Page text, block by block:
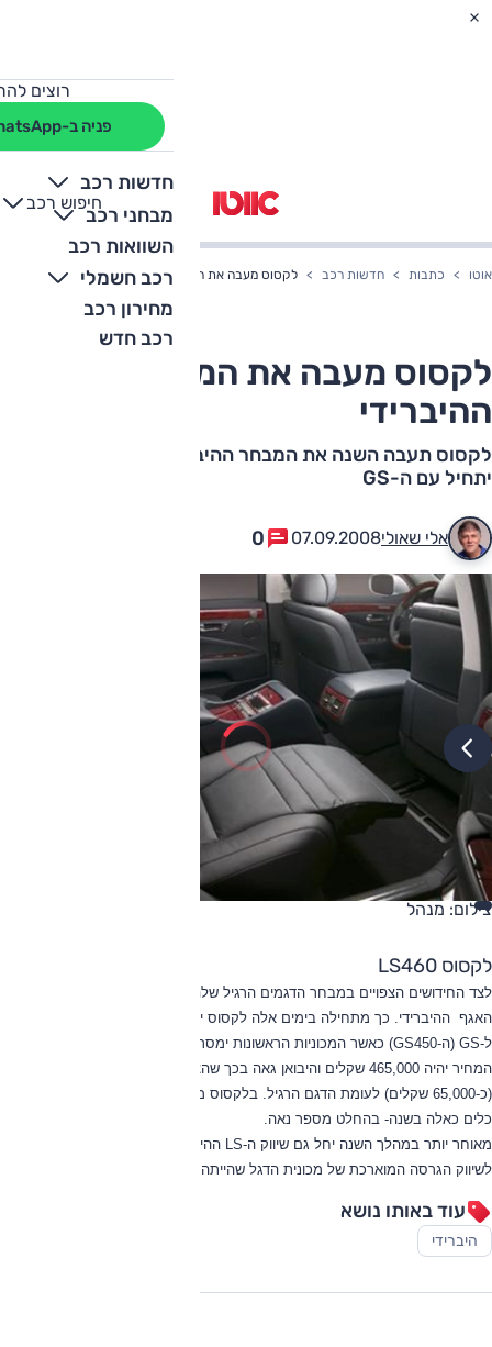
רוצים
פניה ב-WhatsApp
חדשות רכב
מבחני רכב
השוואות רכב
רכב חשמלי
מחירון רכב
רכב חדש
חיפוש רכב
+
-
אוטו כתבות חדשות רכב לקסוס מעבה את המבחר ההיברידי
לקסוס מעבה את המבחר
ההיברידי
לקסוס תעבה השנה את המבחר ההיברידי שלה בארץ. זה
יתחיל עם ה-GS
אלי שאולי07.09.2008
0
צילום: מנהל
לקסוס LS460
לצד החידושים הצפויים במבחר הדגמים הרגיל שלה תמשיך השנה לקסוס לעבות את
האגף ההיברידי. כך מתחילה בימים אלה לקסוס ישראל בשיווק הגרסה ההיברידית
ל-GS
(ה-GS450) כאשר המכוניות הראשונות ימסרו ללקוחות בינואר הקרוב. תג
המחיר יהיה 465,000 שקלים והיבואן גאה בכך שהצליח לייצר פער מחיר קטן יחסית
כלים כאלה בשנה- בהחלט מספר נאה.
מאוחר יותר במהלך השנה יחל גם שיווק ה-LS ההיברידית מה שיפתח את הדרך גם
לשיווק הגרסה המוארכת של מכונית הדגל שהייתה חסרה במבחר.
עוד באותו נושא
היברידי